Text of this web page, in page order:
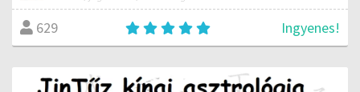
629 Ingyenes!